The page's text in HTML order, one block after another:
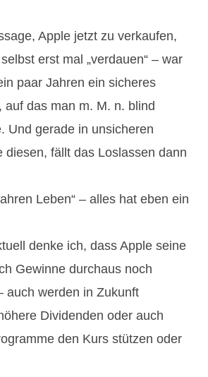
Apple jetzt zu verkaufen,
erst mal „verdauen“ – war
paar Jahren ein sicheres
auf das man m. M. n. blind
Und gerade in unsicheren
diesen, fällt das Loslassen dann
Leben“ – alles hat eben ein
denke ich, dass Apple seine
Gewinne durchaus noch
auch werden in Zukunft
Dividenden oder auch
den Kurs stützen oder